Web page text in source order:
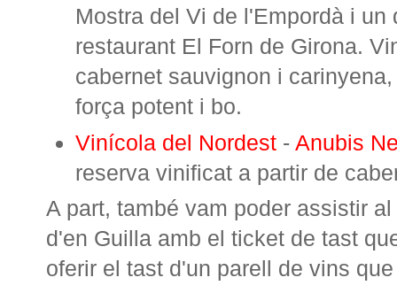
Mostra del Vi de l'Empordà i
restaurant El Forn de Girona.
cabernet sauvignon i
força potent i bo.
Vinícola del Nordest - Anubis
reserva vinificat a partir de
A part, també vam poder assistir
d'en Guilla amb el ticket de tast
oferir el tast d'un parell de vins